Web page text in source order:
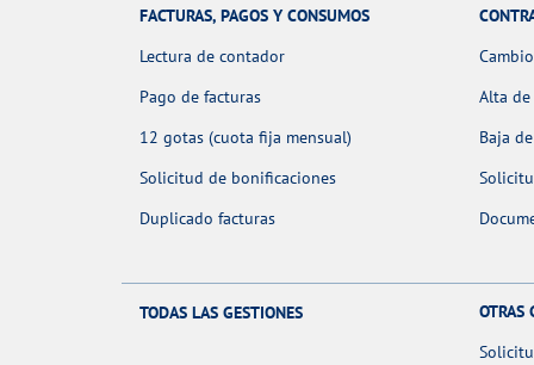
FACTURAS, PAGOS Y CONSUMOS
Lectura de contador
Pago de facturas
12 gotas (cuota fija mensual)
Solicitud de bonificaciones
Duplicado facturas
Alta
Baja
TODAS LAS GESTIONES
OTRAS